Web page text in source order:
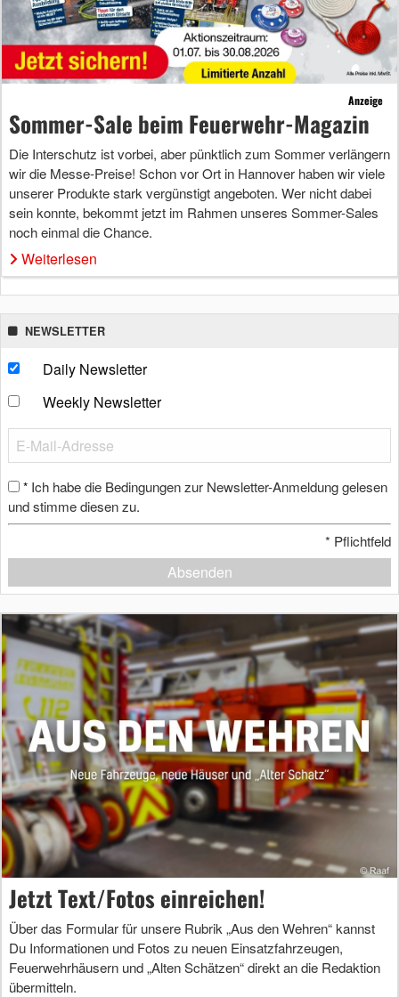
Anzeige
Sommer-Sale beim Feuerwehr-Magazin
Die Interschutz ist vorbei, aber pünktlich zum Sommer verlängern
wir die Messe-Preise! Schon vor Ort in Hannover haben wir viele
unserer Produkte stark vergünstigt angeboten. Wer nicht dabei
sein konnte, bekommt jetzt im Rahmen unseres Sommer-Sales
noch einmal die Chance.
Weiterlesen
NEWSLETTER
Daily Newsletter
Weekly Newsletter
* Ich habe die Bedingungen zur Newsletter-Anmeldung gelesen
und stimme diesen zu.
* Pflichtfeld
Absenden
Jetzt Text/Fotos einreichen!
Über das Formular für unsere Rubrik „Aus den Wehren“ kannst
Du Informationen und Fotos zu neuen Einsatzfahrzeugen,
Feuerwehrhäusern und „Alten Schätzen“ direkt an die Redaktion
übermitteln.